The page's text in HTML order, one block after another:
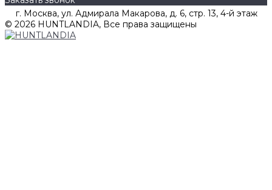
г. Москва, ул. Адмирала Макарова, д. 6, стр. 13, 4-й этаж
© 2026 HUNTLANDIA, Все права защищены